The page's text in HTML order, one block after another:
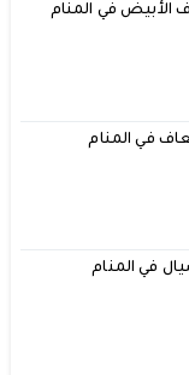
الأبيض في المنام
في المنام
في المنام